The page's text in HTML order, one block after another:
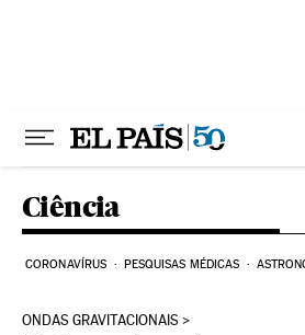
Ciência
CORONAVÍRUS PESQUISAS MÉDICAS
ONDAS GRAVITACIONAIS